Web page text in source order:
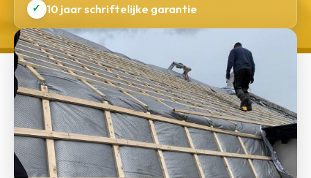
✓ 10 jaar schriftelijke garantie